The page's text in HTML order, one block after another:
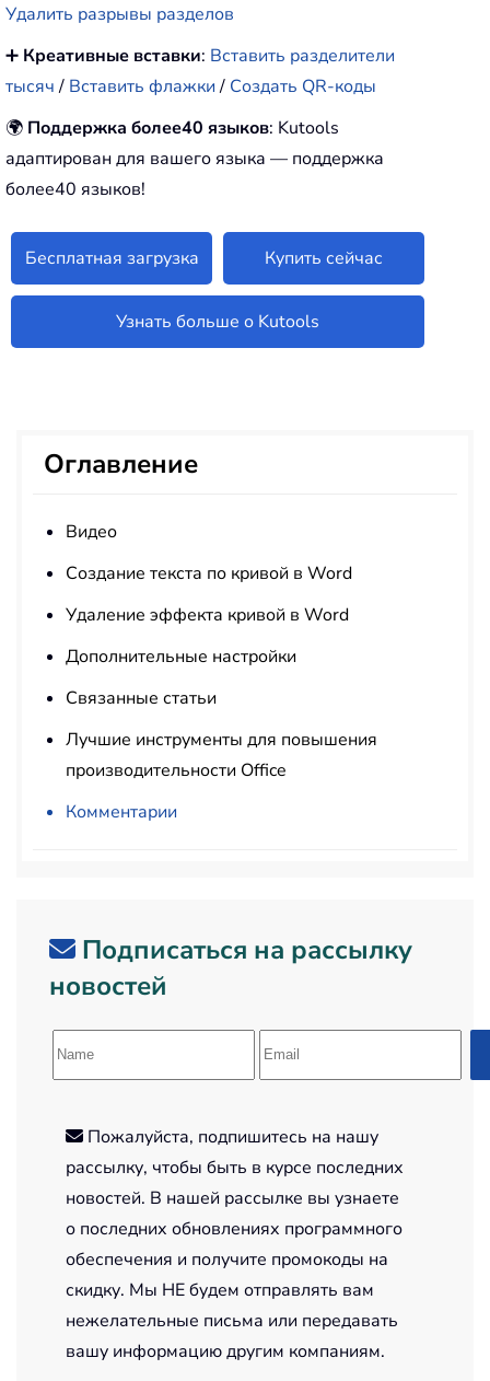
Удалить разрывы разделов
➕ Креативные вставки: Вставить разделители
тысяч/ Вставить флажки/ Создать QR-коды
🌍 Поддержка более40 языков: Kutools
адаптирован для вашего языка — поддержка
более40 языков!
Бесплатная загрузка Купить сейчас
Узнать больше о Kutools
Оглавление
Видео
Создание текста по кривой в Word
Удаление эффекта кривой в Word
Дополнительные настройки
Связанные статьи
Лучшие инструменты для повышения
производительности Office
Комментарии
Подписаться на рассылку
новостей
Пожалуйста, подпишитесь на нашу
рассылку, чтобы быть в курсе последних
новостей. В нашей рассылке вы узнаете
о последних обновлениях программного
обеспечения и получите промокоды на
скидку. Мы НЕ будем отправлять вам
нежелательные письма или передавать
вашу информацию другим компаниям.